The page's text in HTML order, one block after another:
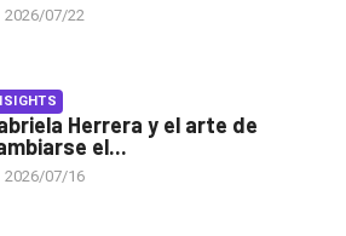
2026/07/22
Herrera y el arte de
el...
2026/07/16